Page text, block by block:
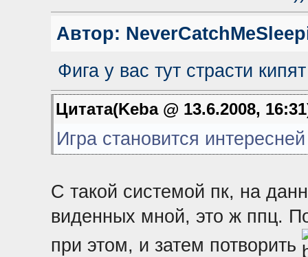
Автор:
Фига у вас тут страсти
Цитата(Keba @ 13.6.2008,
Игра становится
С такой системой пк, на
виденных мной, это ж ппц.
при этом, и затем потворить